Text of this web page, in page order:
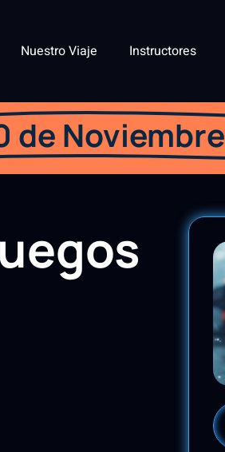
Nuestro Viaje Instructores
de Noviembre